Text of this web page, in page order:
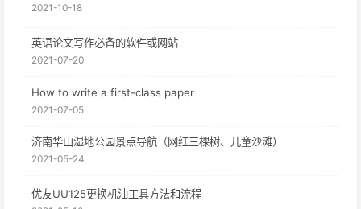
2021-10-18
英语论文写作必备的软件或网站
2021-07-20
How to write a first-class paper
2021-07-05
济南华山湿地公园景点导航（网红三棵树、儿童沙滩）
2021-05-24
优友UU125更换机油工具方法和流程